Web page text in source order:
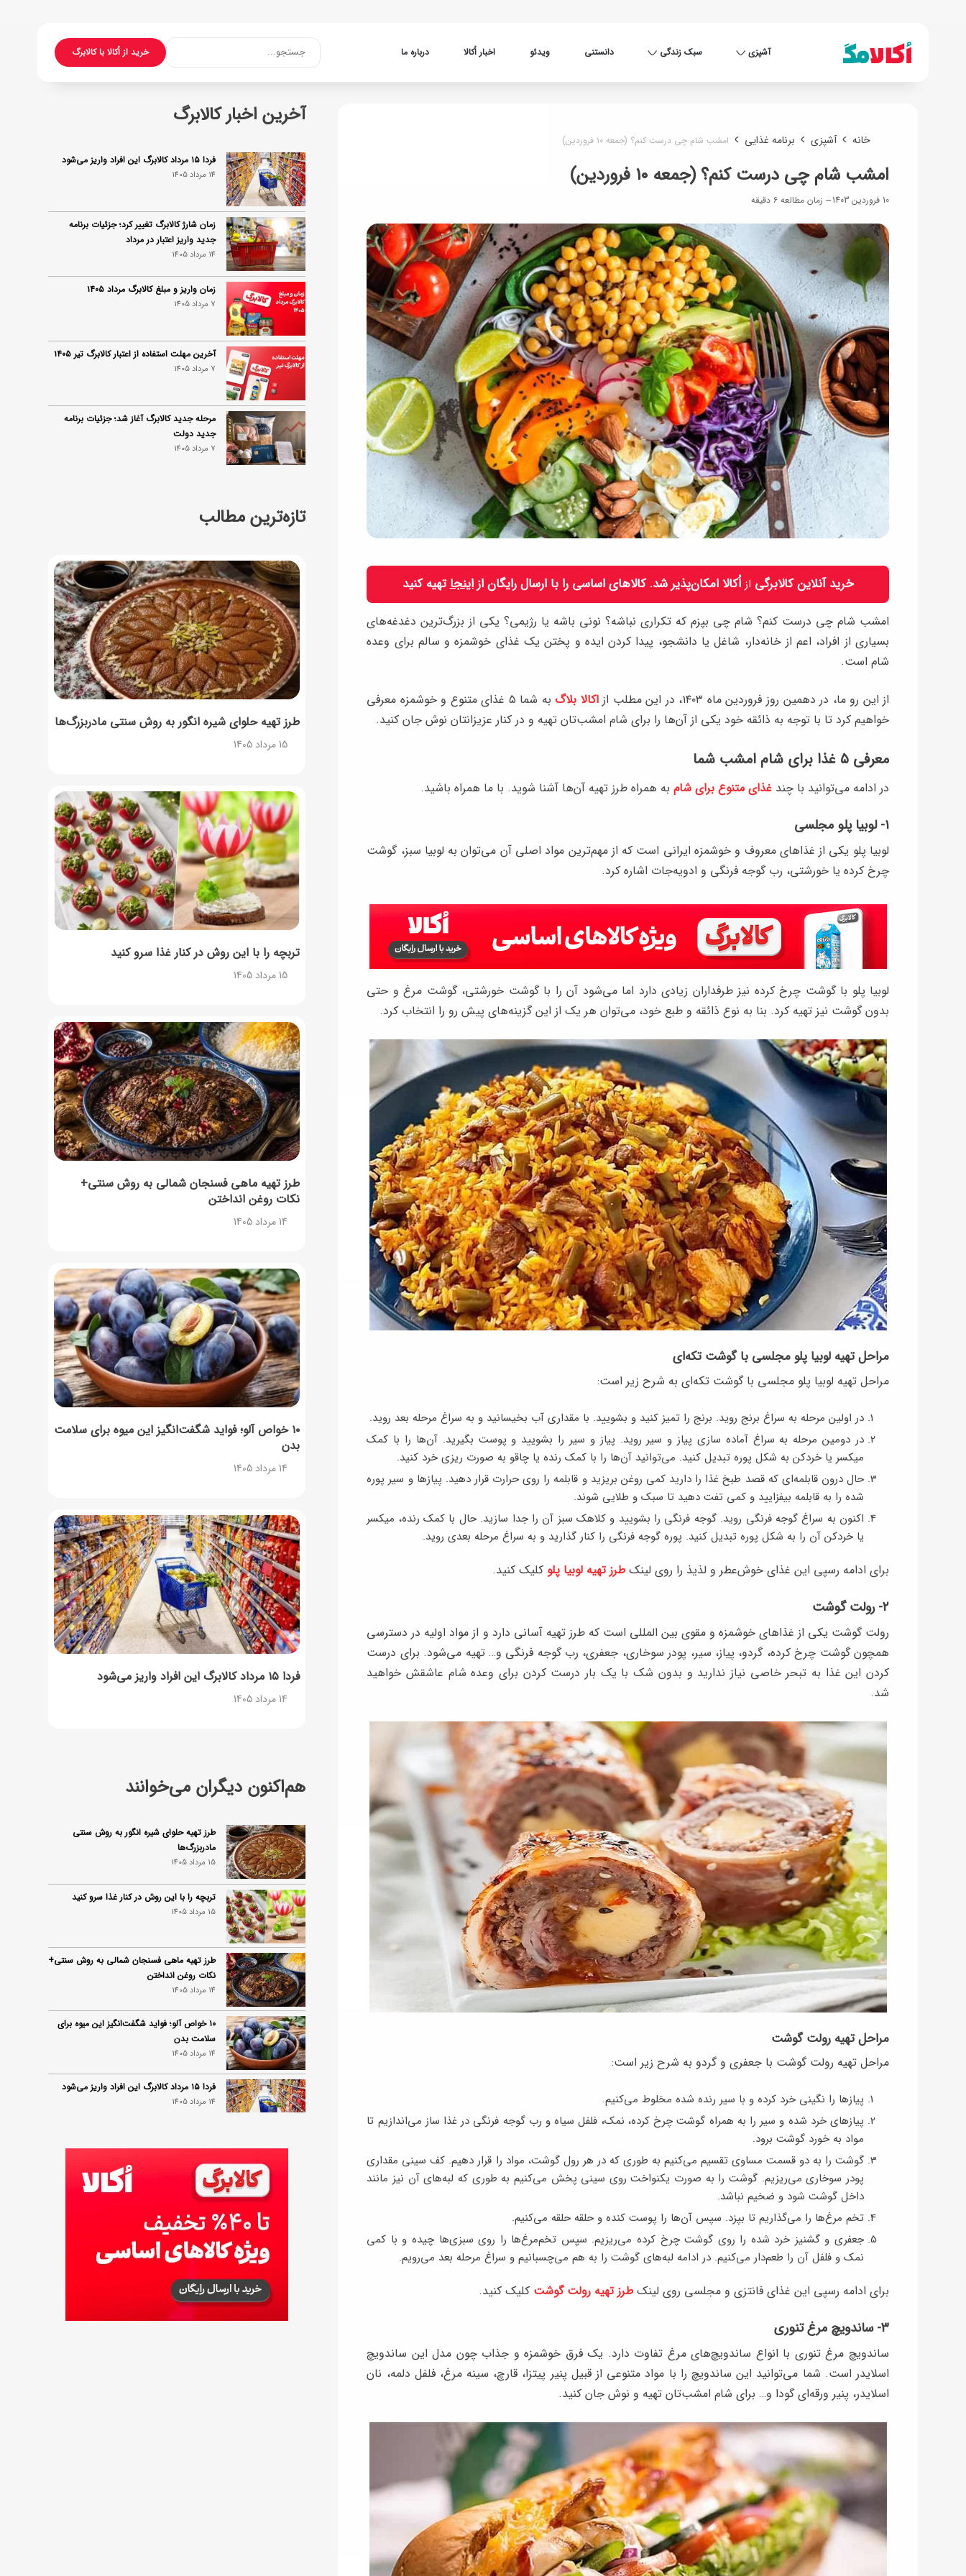
آشپزی سبک زندگی دانستنی ویدئو اخبار اُکالا درباره ما خرید از اُکالا با کالابرگجستجو...
خانه آشپزی برنامه غذایی امشب شام چی درست کنم؟ (جمعه ۱۰ فروردین)
امشب شام چی درست کنم؟ (جمعه ۱۰ فروردین)
10 فروردین 1403 زمان مطالعه 6 دقیقه
خرید آنلاین کالابرگی ازاُکالا امکان‌پذیر شد. کالاهای اساسی را با ارسال رایگان ازاینجاتهیه کنید
امشب شام چی درست کنم؟ شام چی بپزم که تکراری نباشه؟ نونی باشه یا رژیمی؟ یکی از بزرگ‌ترین دغدغه‌های
بسیاری از افراد، اعم از خانه‌دار، شاغل یا دانشجو، پیدا کردن ایده و پختن یک غذای خوشمزه و سالم برای وعده
شام است.
از این رو ما، در دهمین روز فروردین ماه ۱۴۰۳، در این مطلب از اکالا بلاگ
به شما ۵ غذای متنوع و خوشمزه معرفی
خواهیم کرد تا با توجه به ذائقه خود یکی از آن‌ها را برای شام امشب‌تان تهیه و در کنار عزیزانتان نوش جان کنید.
معرفی ۵ غذا برای شام امشب شما
در ادامه می‌توانید با چند غذای متنوع برای شام به همراه طرز تهیه آن‌ها آشنا شوید. با ما همراه باشید.
۱- لوبیا پلو مجلسی
لوبیا پلو یکی از غذاهای معروف و خوشمزه ایرانی است که از مهم‌ترین مواد اصلی آن می‌توان به لوبیا سبز، گوشت
چرخ کرده یا خورشتی، رب گوجه فرنگی و ادویه‌جات اشاره کرد.
لوبیا پلو با گوشت چرخ کرده نیز طرفداران زیادی دارد اما می‌شود آن را با گوشت خورشتی، گوشت مرغ و حتی
بدون گوشت نیز تهیه کرد. بنا به نوع ذائقه و طبع خود، می‌توان هر یک از این گزینه‌های پیش رو را انتخاب کرد.
مراحل تهیه لوبیا پلو مجلسی با گوشت تکه‌ای
مراحل تهیه لوبیا پلو مجلسی با گوشت تکه‌ای به شرح زیر است:
در اولین مرحله به سراغ برنج روید. برنج را تمیز کنید و بشویید. با مقداری آب بخیسانید و به سراغ مرحله بعد روید.
در دومین مرحله به سراغ آماده سازی پیاز و سیر روید. پیاز و سیر را بشویید و پوست بگیرید. آن‌ها را با کمک
میکسر یا خردکن به شکل پوره تبدیل کنید. می‌توانید آن‌ها را با کمک رنده یا چاقو به صورت ریزی خرد کنید.
حال درون قابلمه‌ای که قصد طبخ غذا را دارید کمی روغن بریزید و قابلمه را روی حرارت قرار دهید. پیازها و سیر پوره
شده را به قابلمه بیفزایید و کمی تفت دهید تا سبک و طلایی شوند.
اکنون به سراغ گوجه‌ فرنگی روید. گوجه‌ فرنگی را بشویید و کلاهک سبز آن را جدا سازید. حال با کمک رنده، میکسر
یا خردکن آن را به شکل پوره تبدیل کنید. پوره گوجه فرنگی را کنار گذارید و به سراغ مرحله بعدی روید.
برای ادامه رسپی این غذای خوش‌عطر و لذیذ را روی لینکطرز تهیه لوبیا پلو کلیک کنید.
۲- رولت گوشت
رولت گوشت یکی از غذاهای خوشمزه و مقوی بین المللی است که طرز تهیه آسانی دارد و از مواد اولیه در دسترسی
همچون گوشت چرخ کرده، گردو، پیاز، سیر، پودر سوخاری، جعفری، رب گوجه فرنگی و… تهیه می‌شود. برای درست
کردن این غذا به تبحر خاصی نیاز ندارید و بدون شک با یک بار درست کردن برای وعده شام عاشقش خواهید
شد.
مراحل تهیه رولت گوشت
مراحل تهیه رولت گوشت با جعفری و گردو به شرح زیر است:
پیازها را نگینی خرد کرده و با سیر رنده شده مخلوط می‌کنیم.
پیازهای خرد شده و سیر را به همراه گوشت چرخ‌ کرده، نمک، فلفل سیاه و رب گوجه‌ فرنگی در غذا ساز می‌اندازیم تا
مواد به خورد گوشت برود.
گوشت را به دو قسمت مساوی تقسیم می‌کنیم به‌ طوری‌ که در هر رول گوشت، مواد را قرار دهیم. کف سینی مقداری
پودر سوخاری می‌ریزیم. گوشت را به‌ صورت یکنواخت روی سینی پخش می‌کنیم به‌ طوری‌ که لبه‌های آن نیز مانند
داخل گوشت شود و ضخیم نباشد.
تخم‌ مرغ‌ها را می‌گذاریم تا بپزد. سپس آن‌ها را پوست کنده و حلقه‌ حلقه می‌کنیم.
جعفری و گشنیز خرد شده را روی گوشت چرخ‌ کرده می‌ریزیم. سپس تخم‌مرغ‌ها را روی سبزی‌ها چیده و با کمی
نمک و فلفل آن را طعم‌دار می‌کنیم. در ادامه لبه‌های گوشت را به هم می‌چسبانیم و سراغ مرحله بعد می‌رویم.
برای ادامه رسپی این غذای فانتزی و مجلسی روی لینکطرز تهیه رولت گوشت کلیک کنید.
۳- ساندویچ مرغ تنوری
ساندویچ مرغ تنوری با انواع ساندویچ‌های مرغ تفاوت دارد. یک فرق خوشمزه و جذاب چون مدل این ساندویچ
اسلایدر است. شما می‌توانید این ساندویچ را با مواد متنوعی از قبیل پنیر پیتزا، قارچ، سینه مرغ، فلفل دلمه، نان
اسلایدر، پنیر ورقه‌ای گودا و… برای شام امشب‌تان تهیه و نوش جان کنید.
آخرین اخبار کالابرگ
فردا ۱۵ مرداد کالابرگ این افراد واریز می‌شود
14 مرداد 1405
زمان شارژ کالابرگ تغییر کرد؛ جزئیات برنامه
جدید واریز اعتبار در مرداد
14 مرداد 1405
زمان واریز و مبلغ کالابرگ مرداد ۱۴۰۵
7 مرداد 1405
آخرین مهلت استفاده از اعتبار کالابرگ تیر ۱۴۰۵
7 مرداد 1405
مرحله جدید کالابرگ آغاز شد؛ جزئیات برنامه
جدید دولت
7 مرداد 1405
تازه‌ترین مطالب
طرز تهیه حلوای شیره انگور به روش سنتی مادربزرگ‌ها
15 مرداد 1405
تربچه را با این روش در کنار غذا سرو کنید
15 مرداد 1405
طرز تهیه ماهی فسنجان شمالی به روش سنتی+
نکات روغن انداختن
14 مرداد 1405
۱۰ خواص آلو؛ فواید شگفت‌انگیز این میوه برای سلامت
بدن
14 مرداد 1405
فردا ۱۵ مرداد کالابرگ این افراد واریز می‌شود
14 مرداد 1405
هم‌اکنون دیگران می‌خوانند
طرز تهیه حلوای شیره انگور به روش سنتی
مادربزرگ‌ها
15 مرداد 1405
تربچه را با این روش در کنار غذا سرو کنید
15 مرداد 1405
طرز تهیه ماهی فسنجان شمالی به روش سنتی+
نکات روغن انداختن
14 مرداد 1405
۱۰ خواص آلو؛ فواید شگفت‌انگیز این میوه برای
سلامت بدن
14 مرداد 1405
فردا ۱۵ مرداد کالابرگ این افراد واریز می‌شود
14 مرداد 1405
زمان شارژ کالابرگ تغییر کرد؛ جزئیات برنامه
جدید واریز اعتبار در مرداد
14 مرداد 1405
توصیه‌های مهم برای دفع انواع حشرات در خانه
14 مرداد 1405
طرز تهیه آلبالو شور خانگی؛ خوش‌رنگ و بدون
کپک
14 مرداد 1405